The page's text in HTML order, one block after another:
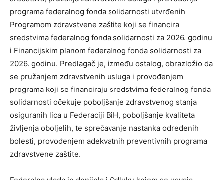
programa federalnog fonda solidarnosti utvrđenih
Programom zdravstvene zaštite koji se financira
sredstvima federalnog fonda solidarnosti za 2026. godinu
i Financijskim planom federalnog fonda solidarnosti za
2026. godinu. Predlagač je, između ostalog, obrazložio da
se pružanjem zdravstvenih usluga i provođenjem
programa koji se financiraju sredstvima federalnog fonda
solidarnosti očekuje poboljšanje zdravstvenog stanja
osiguranih lica u Federaciji BiH, poboljšanje kvaliteta
življenja oboljelih, te sprečavanje nastanka određenih
bolesti, provođenjem adekvatnih preventivnih programa
zdravstvene zaštite.